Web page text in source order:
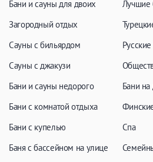
Бани и сауны для двоих
Загородный отдых
Сауны с бильярдом
Сауны с джакузи
Бани и сауны недорого
Бани с комнатой отдыха
Бани с купелью
Баня с бассейном на улице
Лучшие
Бани на
Спа